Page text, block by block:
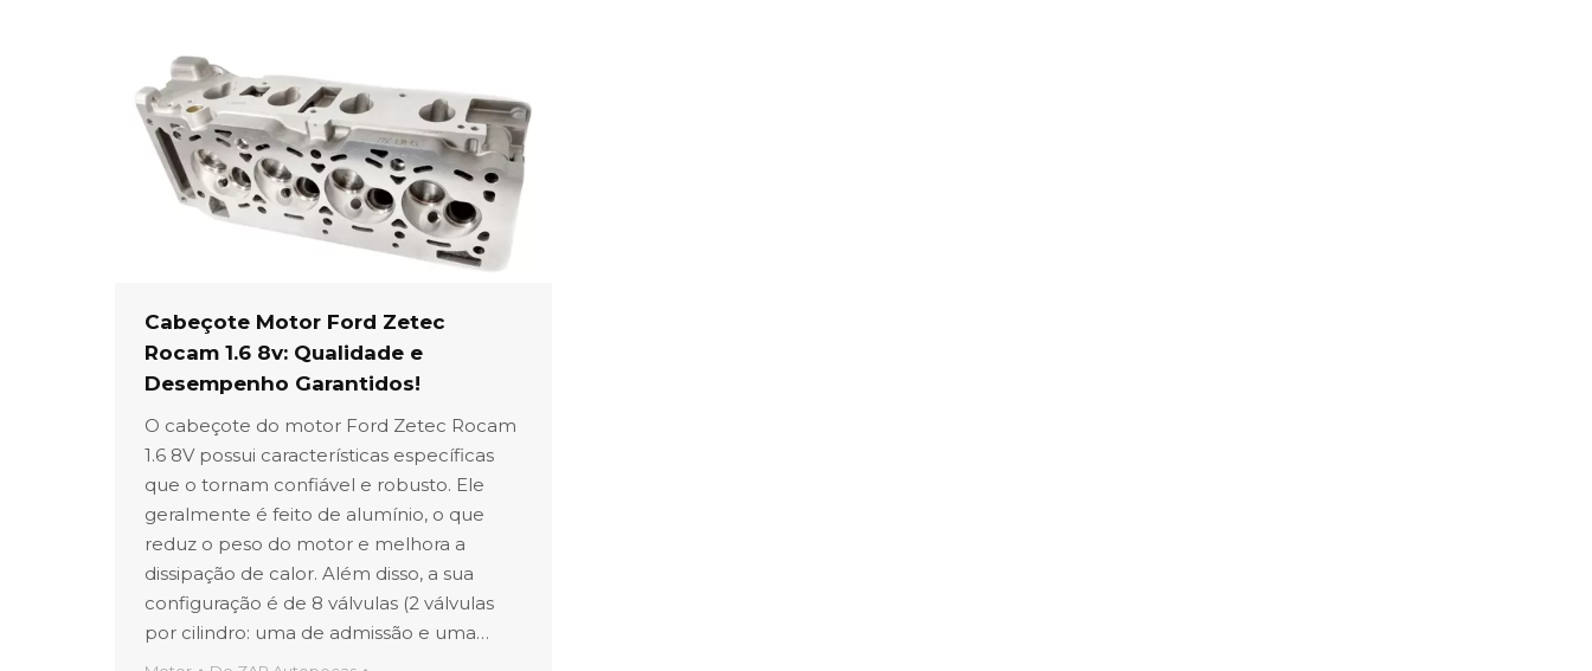
Cabeçote Motor Ford Zetec
Rocam 1.6 8v: Qualidade e
Desempenho Garantidos!
O cabeçote do motor Ford Zetec Rocam
1.6 8V possui características específicas
que o tornam confiável e robusto. Ele
geralmente é feito de alumínio, o que
reduz o peso do motor e melhora a
dissipação de calor. Além disso, a sua
configuração é de 8 válvulas (2 válvulas
por cilindro: uma de admissão e uma…